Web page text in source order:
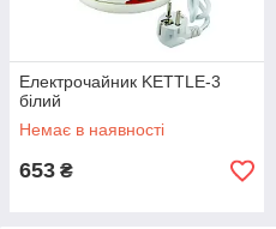
Електрочайник KETTLE-3
білий
Немає в наявності
653 ₴